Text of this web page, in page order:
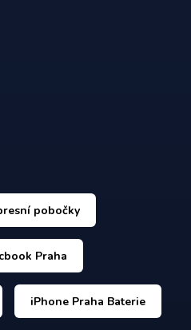
pobočky
Praha
iPhone Praha Baterie